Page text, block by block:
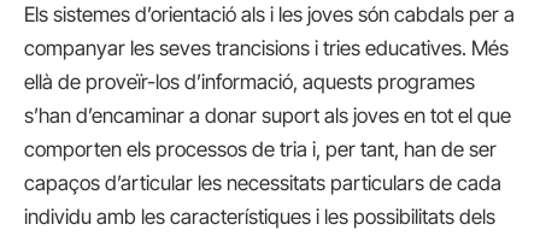
Els sistemes d’orientació als i les joves són cabdals per a
companyar les seves trancisions i tries educatives. Més
ellà de proveïr-los d’informació, aquests programes
s’han d’encaminar a donar suport als joves en tot el que
comporten els processos de tria i, per tant, han de ser
capaços d’articular les necessitats particulars de cada
individu amb les característiques i les possibilitats dels